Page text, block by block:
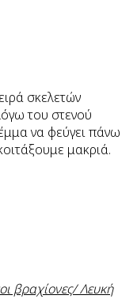
σκελετών
του στενού
να φεύγει πάνω
μακριά.
βραχίονες/ Λευκή